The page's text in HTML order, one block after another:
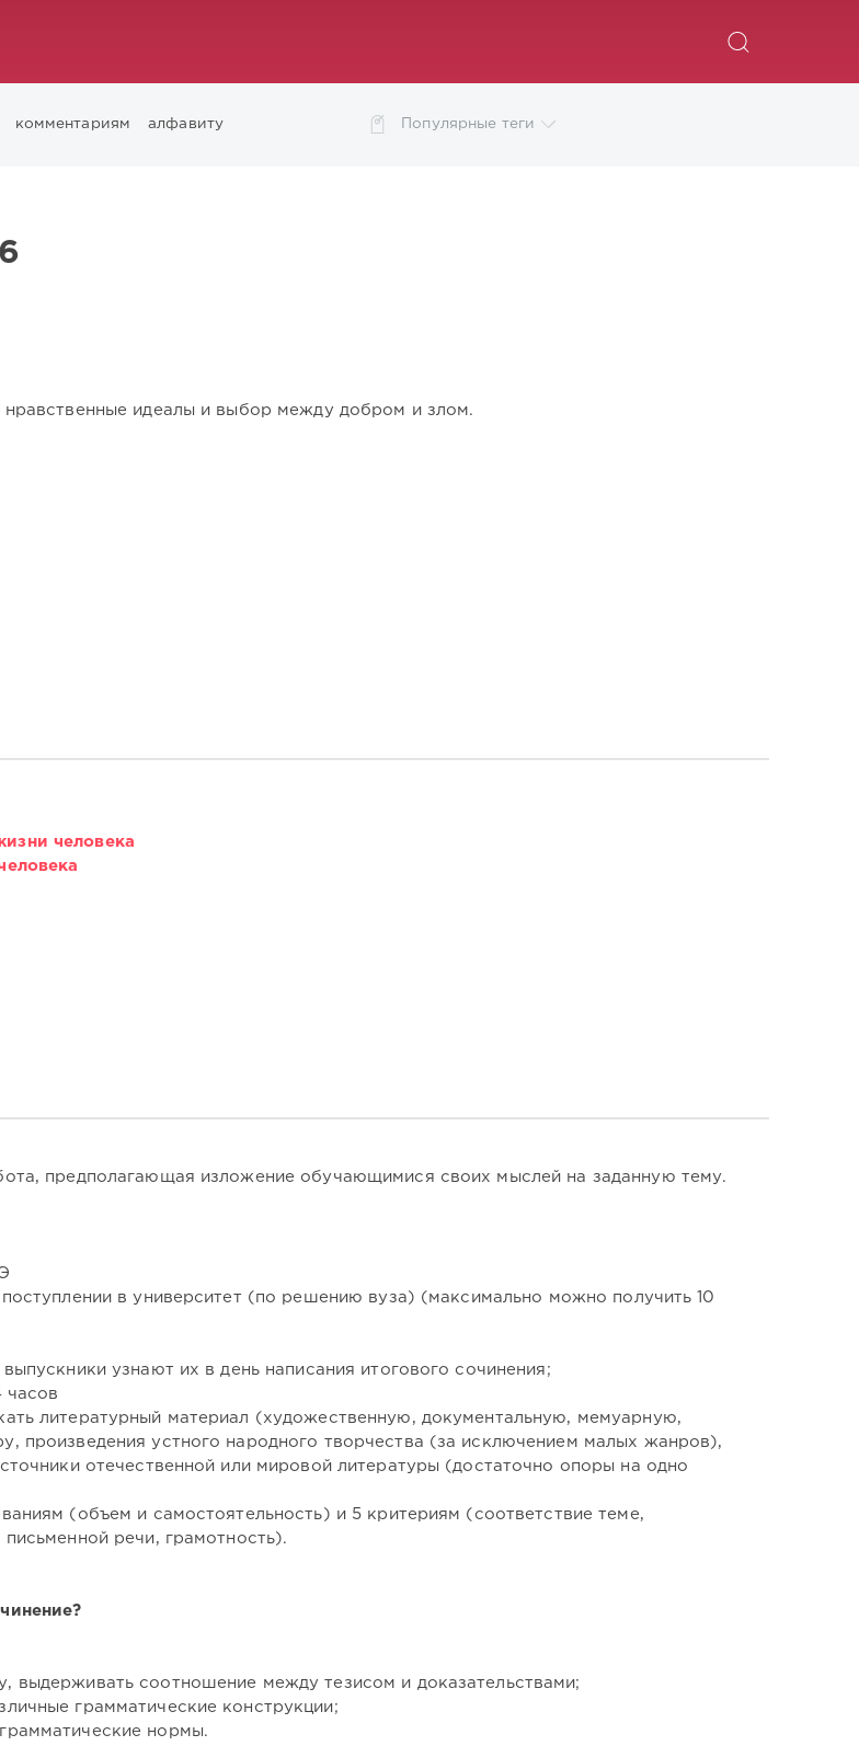
ИСКАТЬ
комментариям алфавиту Популярные теги
идеалы и выбор между добром и злом.
человека
предполагающая изложение обучающимися своих мыслей на заданную тему.
в университет (по решению вуза) (максимально можно получить 10
узнают их в день написания итогового сочинения;
часов
литературный материал (художественную, документальную, мемуарную,
произведения устного народного творчества (за исключением малых жанров),
отечественной или мировой литературы (достаточно опоры на одно
(объем и самостоятельность) и 5 критериям (соответствие теме,
речи, грамотность).
выдерживать соотношение между тезисом и доказательствами;
грамматические конструкции;
нормы.